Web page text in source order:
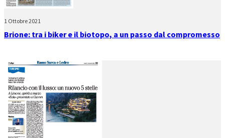
1 Ottobre 2021
Brione: tra i biker e il biotopo, a un passo dal compromesso